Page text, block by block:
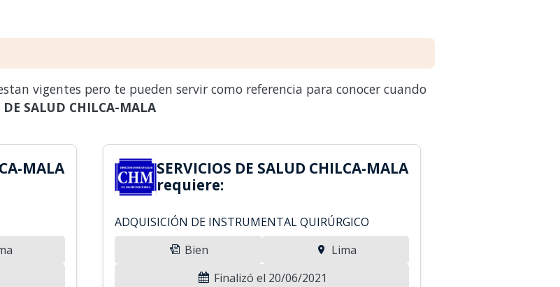
vigentes pero te pueden servir como referencia para conocer cuando
DE SALUD CHILCA-MALA
MALA
SERVICIOS DE SALUD CHILCA-MALA
requiere:
ADQUISICIÓN DE INSTRUMENTAL QUIRÚRGICO
Bien
Lima
Finalizó el 20/06/2021